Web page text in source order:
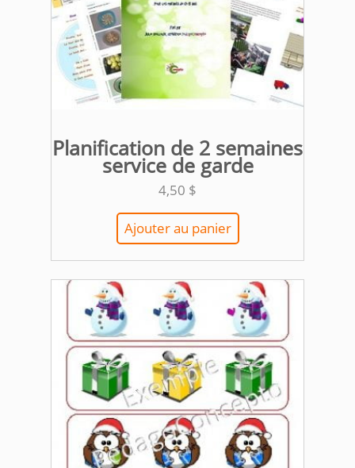
Planification de 2 semaines
service de garde
4,50 $
Ajouter au panier